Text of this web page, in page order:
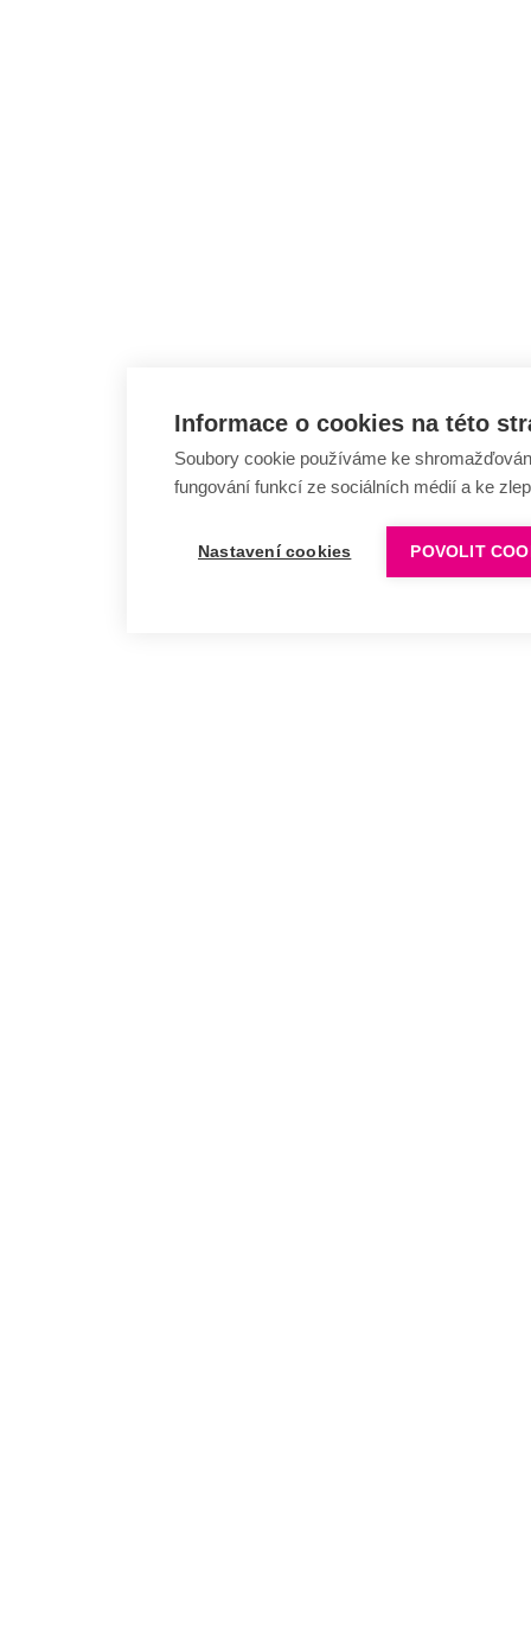
Informace o cookies na této
Soubory cookie používáme ke
fungování funkcí ze sociálních médií a ke
Nastavení cookies POVOLIT